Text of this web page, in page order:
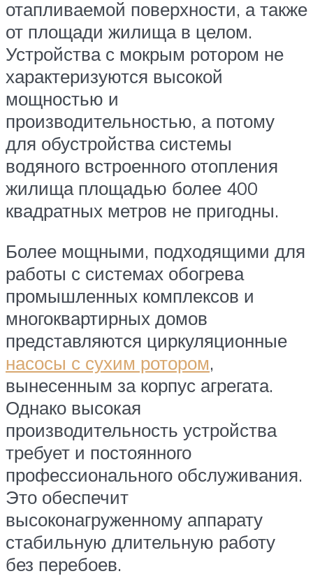
отапливаемой поверхности, а также
от площади жилища в целом.
Устройства с мокрым ротором не
характеризуются высокой
мощностью и
производительностью, а потому
для обустройства системы
водяного встроенного отопления
жилища площадью более 400
квадратных метров не пригодны.
Более мощными, подходящими для
работы с системах обогрева
промышленных комплексов и
многоквартирных домов
представляются циркуляционные
насосы с сухим ротором,
вынесенным за корпус агрегата.
Однако высокая
производительность устройства
требует и постоянного
профессионального обслуживания.
Это обеспечит
высоконагруженному аппарату
стабильную длительную работу
без перебоев.